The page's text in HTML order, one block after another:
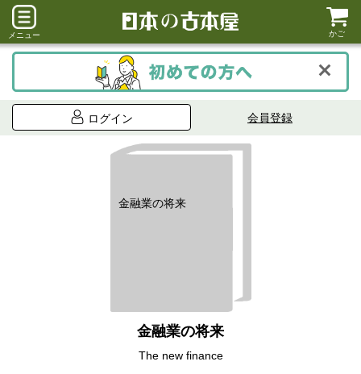
メニュー かご
ログイン 会員登録
金融業の将来
金融業の将来
The new finance